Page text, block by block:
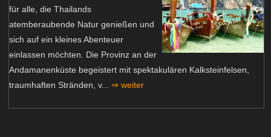
für alle, die Thailands
atemberaubende Natur genießen und
sich auf ein kleines Abenteuer
einlassen möchten. Die Provinz an der
Andamanenküste begeistert mit spektakulären Kalksteinfelsen,
traumhaften Stränden, v... ⇒ weiter